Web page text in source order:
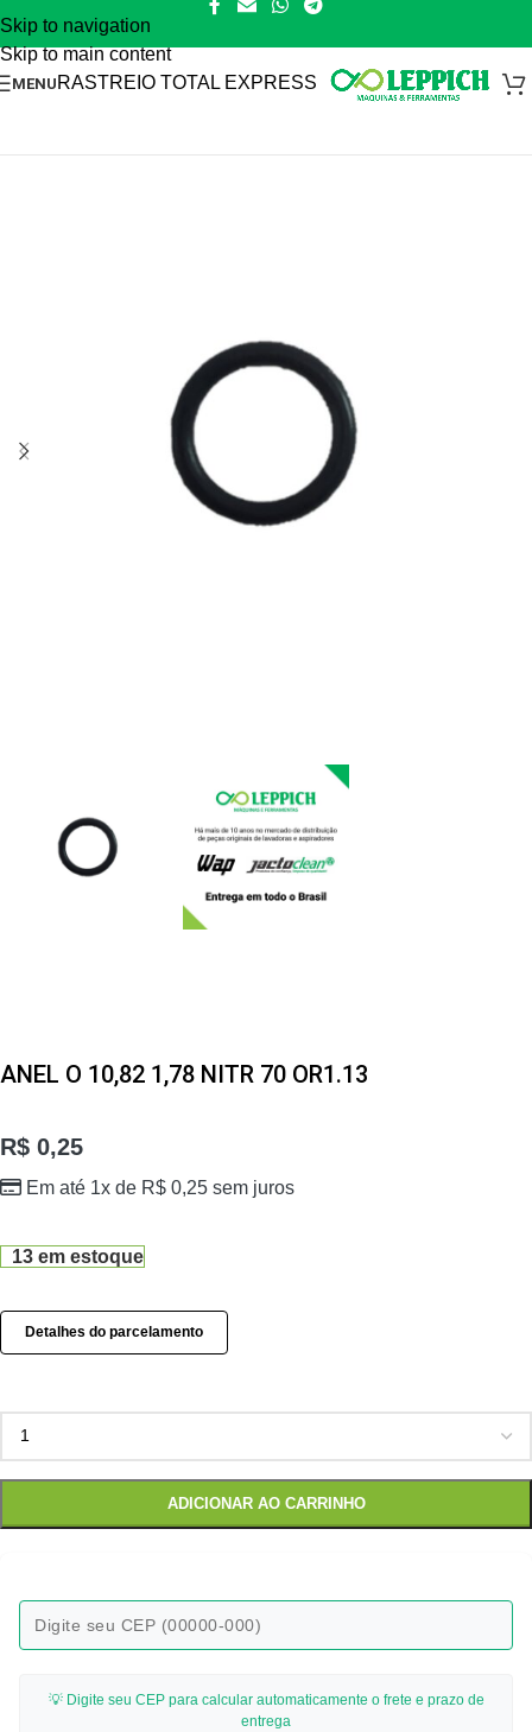
Skip to navigation
Skip to main content
MENU RASTREIO TOTAL EXPRESS
ANEL O 10,82 1,78 NITR 70 OR1.13
R$ 0,25
Em até 1x de R$ 0,25 sem juros
13 em estoque
Detalhes do parcelamento
ADICIONAR AO CARRINHO
💡 Digite seu CEP para calcular automaticamente o frete e prazo de
entrega